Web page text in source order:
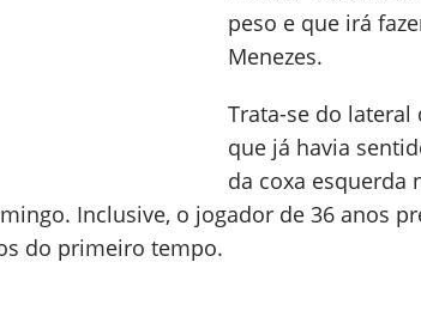
peso e que irá
Menezes.
Trata-se do lateral
que já havia
da coxa esquerda
Inclusive, o jogador de 36 anos
do primeiro tempo.